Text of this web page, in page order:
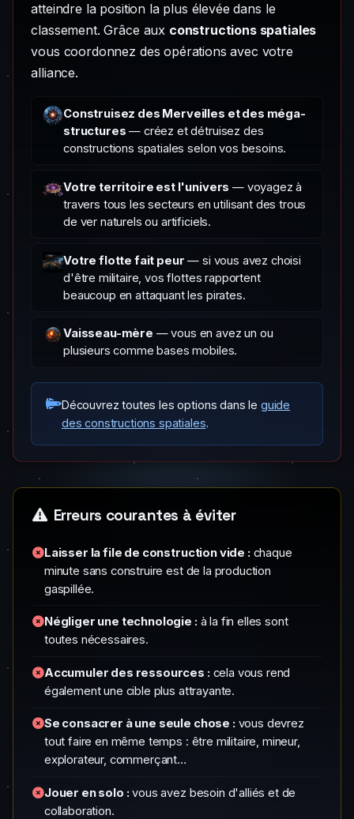
atteindre la position la plus élevée dans le
classement. Grâce aux constructions spatiales
vous coordonnez des opérations avec votre
alliance.
Construisez des Merveilles et des méga-
structures — créez et détruisez des
constructions spatiales selon vos besoins.
Votre territoire est l'univers — voyagez à
travers tous les secteurs en utilisant des trous
de ver naturels ou artificiels.
Votre flotte fait peur — si vous avez choisi
d'être militaire, vos flottes rapportent
beaucoup en attaquant les pirates.
Vaisseau-mère — vous en avez un ou
plusieurs comme bases mobiles.
Découvrez toutes les options dans le guide
des constructions spatiales.
Erreurs courantes à éviter
Laisser la file de construction vide : chaque
minute sans construire est de la production
gaspillée.
Négliger une technologie : à la fin elles sont
toutes nécessaires.
Accumuler des ressources : cela vous rend
également une cible plus attrayante.
Se consacrer à une seule chose : vous devrez
tout faire en même temps : être militaire, mineur,
explorateur, commerçant…
Jouer en solo : vous avez besoin d'alliés et de
collaboration.